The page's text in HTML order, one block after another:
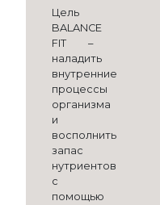
Цель
BALANCE
FIT –
наладить
внутренние
процессы
организма
и
восполнить
запас
нутриентов
с
помощью